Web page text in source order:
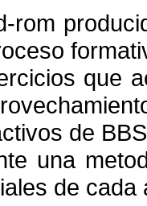
rom
que
de
una
de cada